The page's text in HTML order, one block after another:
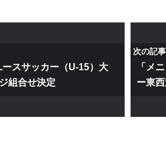
スサッカー（U-15）大
組合せ決定
次の記
「メ
ー東